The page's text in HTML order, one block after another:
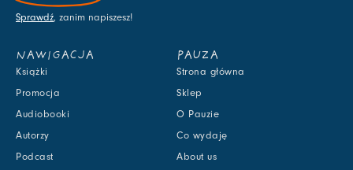
Sprawdź, zanim napiszesz!
NAWIGACJA
Książki
Promocja
Audiobooki
Autorzy
Podcast
PAUZA
Strona główna
Sklep
O Pauzie
Co wydaję
About us